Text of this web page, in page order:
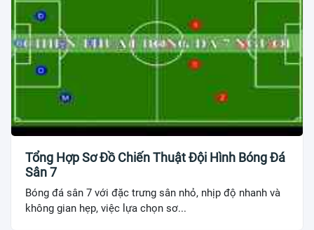
Tổng Hợp Sơ Đồ Chiến Thuật Đội Hình Bóng Đá
Sân 7
Bóng đá sân 7 với đặc trưng sân nhỏ, nhịp độ nhanh và
không gian hẹp, việc lựa chọn sơ...